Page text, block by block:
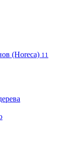
(Horeca) 11